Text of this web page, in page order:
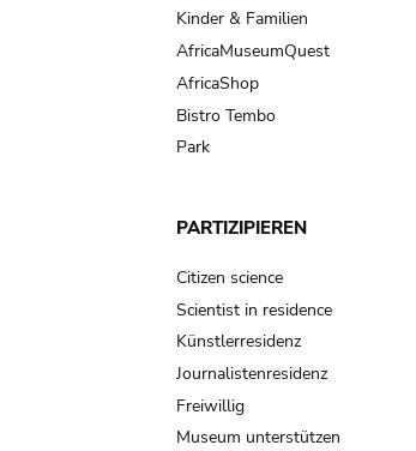
Kinder & Familien
AfricaMuseumQuest
AfricaShop
Bistro Tembo
Park
PARTIZIPIEREN
Citizen science
Scientist in residence
Künstlerresidenz
Journalistenresidenz
Freiwillig
Museum unterstützen